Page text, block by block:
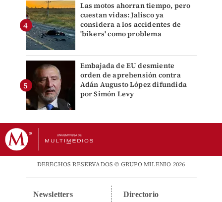
Las motos ahorran tiempo, pero
cuestan vidas: Jalisco ya
considera a los accidentes de
'bikers' como problema
Embajada de EU desmiente
orden de aprehensión contra
Adán Augusto López difundida
por Simón Levy
DERECHOS RESERVADOS © GRUPO MILENIO 2026
Newsletters Directorio